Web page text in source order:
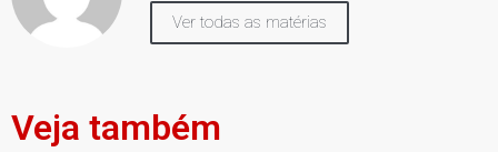
Ver todas as matérias
Veja também